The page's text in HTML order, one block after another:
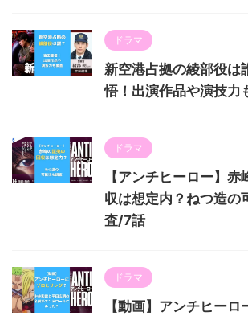
ドラマ
新空港占拠の綾部役は
悟！出演作品や演技力
ドラマ
【アンチヒーロー】赤
収は想定内？ねつ造の
査/7話
ドラマ
【動画】アンチヒー